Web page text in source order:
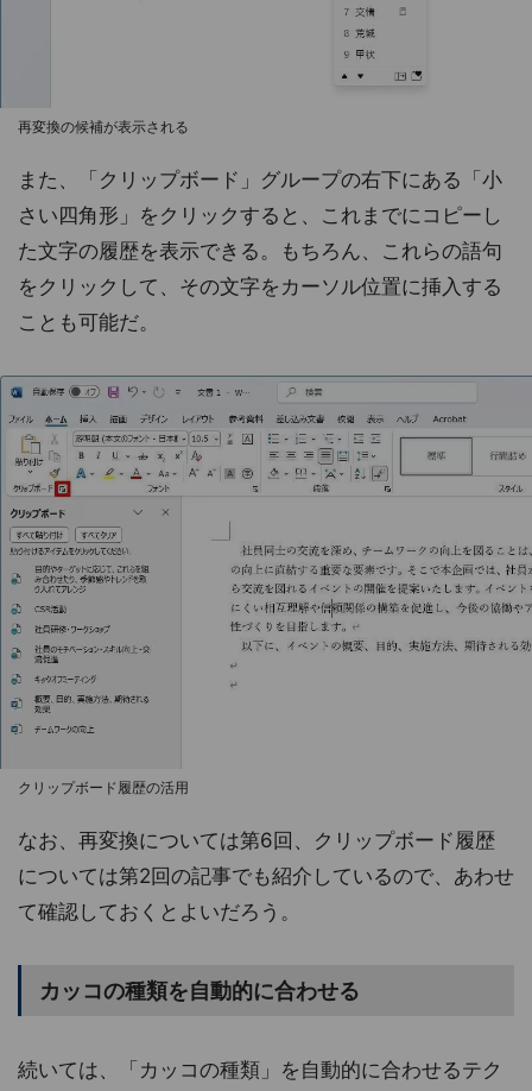
再変換の候補が表示される
また、「クリップボード」グループの右下にある「小
さい四角形」をクリックすると、これまでにコピーし
た文字の履歴を表示できる。もちろん、これらの語句
をクリックして、その文字をカーソル位置に挿入する
ことも可能だ。
クリップボード履歴の活用
なお、再変換については第6回、クリップボード履歴
については第2回の記事でも紹介しているので、あわせ
て確認しておくとよいだろう。
カッコの種類を自動的に合わせる
続いては、「カッコの種類」を自動的に合わせるテク